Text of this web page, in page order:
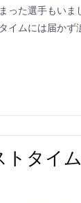
った選手もいま
イムには届かず
トタイ